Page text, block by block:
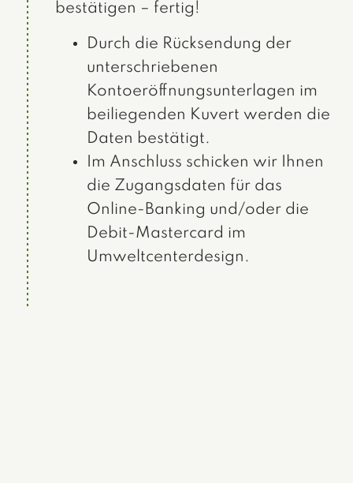
bestätigen – fertig!
Durch die Rücksendung der
unterschriebenen
Kontoeröffnungsunterlagen im
beiliegenden Kuvert werden die
Daten bestätigt.
Im Anschluss schicken wir Ihnen
die Zugangsdaten für das
Online-Banking und/oder die
Debit-Mastercard im
Umweltcenterdesign.